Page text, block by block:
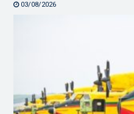
03/08/2026